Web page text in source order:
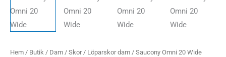
Hem / Butik / Dam / Skor/ Löparskor dam / Saucony Omni 20 Wide